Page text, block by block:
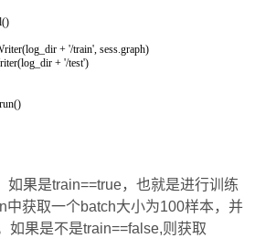
()
(log_dir + '/train' sess graph)
(log_dir + '/test')
run()
如果是train==true，也就是进行训练
中获取一个batch大小为100样本，并
如果是不是train==false,则获取